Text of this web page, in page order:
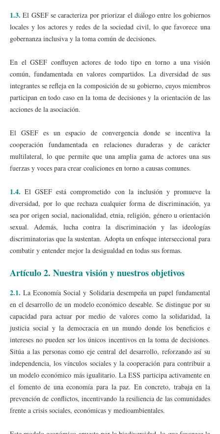
1.3. El GSEF se caracteriza por priorizar el diálogo entre los gobiernos
locales y los actores y redes de la sociedad civil, lo que favorece una
gobernanza inclusiva y la toma común de decisiones.
En el GSEF confluyen actores de todo tipo en torno a una visión
común, fundamentada en valores compartidos. La diversidad de sus
integrantes se refleja en la composición de su gobierno, cuyos miembros
participan en todo caso en la toma de decisiones y la orientación de las
acciones de la asociación.
El GSEF es un espacio de convergencia donde se incentiva la
cooperación fundamentada en relaciones duraderas y de carácter
multilateral, lo que permite que una amplia gama de actores una sus
fuerzas y voces para crear coaliciones en torno a causas comunes.
1.4. El GSEF está comprometido con la inclusión y promueve la
diversidad, por lo que rechaza cualquier forma de discriminación, ya
sea por origen social, nacionalidad, etnia, religión, género u orientación
sexual. Además, lucha contra la discriminación y las ideologías
discriminatorias que la sustentan. Adopta un enfoque interseccional para
combatir y entender mejor la desigualdad en todas sus formas.
Artículo 2. Nuestra visión y nuestros objetivos
2.1. La Economía Social y Solidaria desempeña un papel fundamental
en el desarrollo de un modelo económico deseable. Se distingue por su
capacidad para actuar por medio de valores como la solidaridad, la
justicia social y la democracia en un mundo donde los beneficios e
intereses no pueden ser los únicos incentivos en la toma de decisiones.
Sitúa a las personas como eje central del desarrollo, reforzando así su
independencia, los vínculos sociales y la cooperación para contribuir a
un modelo económico más igualitario. La ESS participa activamente en
el fomento de una economía para la paz. En concreto, trabaja en la
prevención de conflictos, incentivando la resiliencia de las comunidades
frente a crisis sociales, económicas y medioambientales.